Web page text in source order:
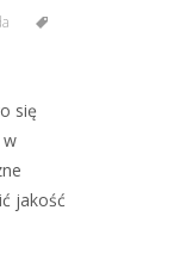
się
w
jakość